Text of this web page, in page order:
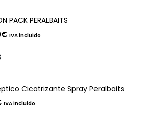
PACK PERALBAITS
€ IVA incluido
Cicatrizante Spray Peralbaits
IVA incluido